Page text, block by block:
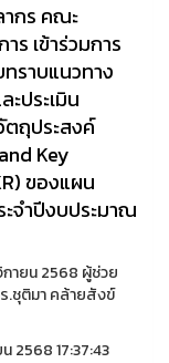
กร คณะ
ร เข้าร่วมการ
ราบแนวทาง
ประเมิน
ถุประสงค์
Key
ของแผน
จำปีงบประมาณ
ยน 2568 ผู้ช่วย
.ชุติมา คล้ายสังข์
2568 17:37:43